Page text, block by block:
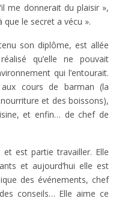
me donnerait du plaisir »,
que le secret a vécu ».
son diplôme, est allée
qu’elle ne pouvait
qui l’entourait.
cours de barman (la
et des boissons),
et enfin… de chef de
est partie travailler. Elle
et aujourd’hui elle est
des événements, chef
conseils… Elle aime ce